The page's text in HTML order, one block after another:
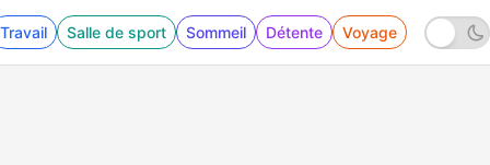
Travail Salle de sport Sommeil Détente Voyage